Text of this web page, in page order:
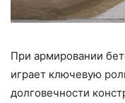
При армировании
играет ключевую
долговечности